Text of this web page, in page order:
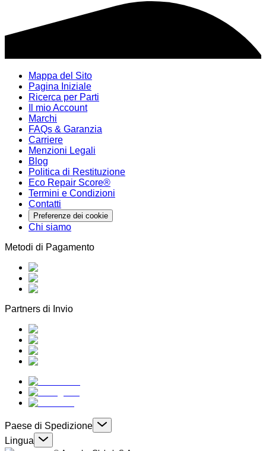
Mappa del Sito
Pagina Iniziale
Ricerca per Parti
Il mio Account
Marchi
FAQs & Garanzia
Carriere
Menzioni Legali
Blog
Politica di Restituzione
Eco Repair Score®
Termini e Condizioni
Contatti
Preferenze dei cookie
Chi siamo
Metodi di Pagamento
Partners di Invio
Paese di Spedizione
Lingua